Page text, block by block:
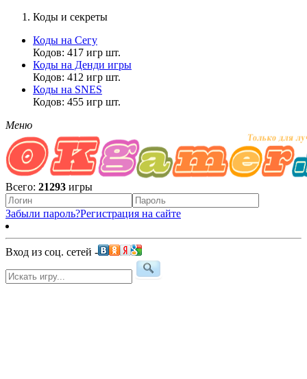
Коды и секреты
Коды на Сегу
Кодов: 417 игр шт.
Коды на Денди игры
Кодов: 412 игр шт.
Коды на SNES
Кодов: 455 игр шт.
Меню
Всего: 21293 игры
Забыли пароль?Регистрация на сайте
Вход из соц. сетей -